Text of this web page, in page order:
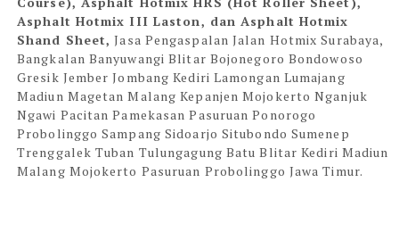
Asphalt Hotmix III Laston, dan Asphalt Hotmix
Shand Sheet, Jasa Pengaspalan Jalan Hotmix Surabaya,
Bangkalan Banyuwangi Blitar Bojonegoro Bondowoso
Gresik Jember Jombang Kediri Lamongan Lumajang
Madiun Magetan Malang Kepanjen Mojokerto Nganjuk
Ngawi Pacitan Pamekasan Pasuruan Ponorogo
Probolinggo Sampang Sidoarjo Situbondo Sumenep
Trenggalek Tuban Tulungagung Batu Blitar Kediri Madiun
Malang Mojokerto Pasuruan Probolinggo Jawa Timur.